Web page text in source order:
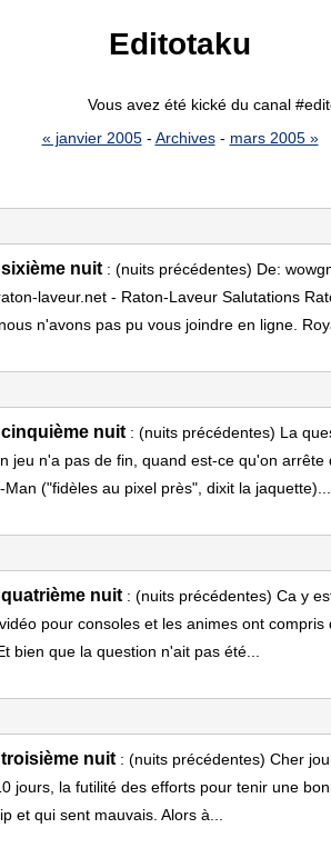
Editotaku
Vous avez été kické du canal
« janvier 2005- Archives- mars 2005 »
nuit: (nuits précédentes) De:
laveur.net - Raton-Laveur Salutations
n'avons pas pu vous joindre en ligne.
nuit: (nuits précédentes) La
jeu n'a pas de fin, quand est-ce qu'on
("fidèles au pixel près", dixit la jaquette)...
nuit: (nuits précédentes) Ca y
pour consoles et les animes ont
bien que la question n'ait pas été...
nuit: (nuits précédentes) Cher
jours, la futilité des efforts pour tenir une
et qui sent mauvais. Alors à...